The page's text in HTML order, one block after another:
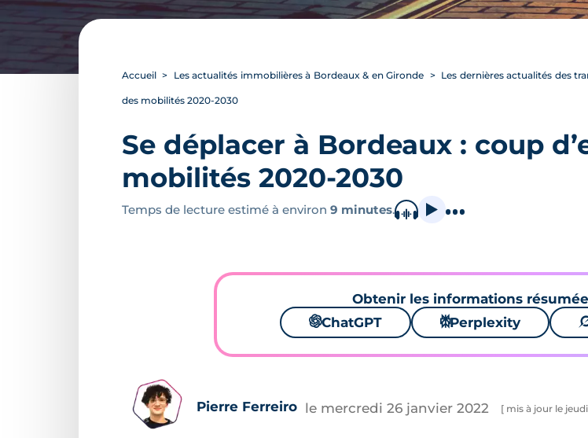
Accueil Les actualités immobilières à Bordeaux & en Gironde Les dernières actualités des
des mobilités 2020-2030
Se déplacer à Bordeaux : coup
mobilités 2020-2030
Temps de lecture estimé à environ 9 minutes.
Obtenir les informations
🌌ChatGPT ⚙Perplexity
Pierre Ferreiro le mercredi 26 janvier 2022 [ mis à jour le